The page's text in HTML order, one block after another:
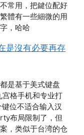
常用，把鍵位配好
體有一些細微的用
，哈哈
是沒有必要再存
是基于美式键盘
格手机和专业打
位不适合输入汉
布局限制了，但
，类似于台湾的仓